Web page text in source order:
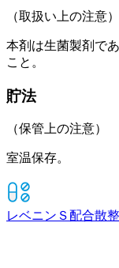
（取扱い上の注意）
本剤は生菌製剤で
こと。
貯法
（保管上の注意）
室温保存。
レベニンＳ配合散